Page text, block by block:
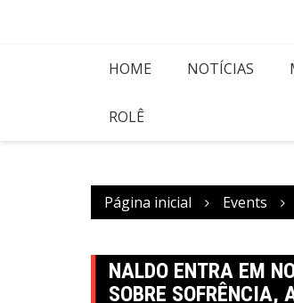
HOME NOTÍCIAS
ROLÊ
Página inicial Events
NALDO ENTRA EM
SOBRE SOFRÊNCIA,